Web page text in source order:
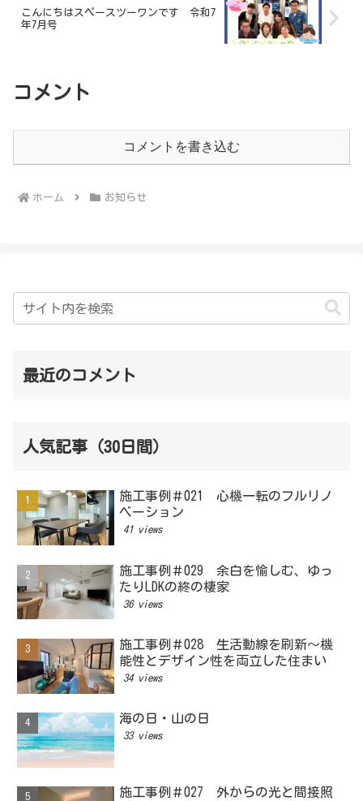
こんにちはスペースツーワンです 令和7
年7月号
コメント
コメントを書き込む
ホーム お知らせ
最近のコメント
人気記事（30日間）
施工事例＃021 心機一転のフルリノ
ベーション
41 views
施工事例＃029 余白を愉しむ、ゆっ
たりLDKの終の棲家
36 views
施工事例＃028 生活動線を刷新～機
能性とデザイン性を両立した住まい
34 views
海の日・山の日
33 views
施工事例＃027 外からの光と間接照